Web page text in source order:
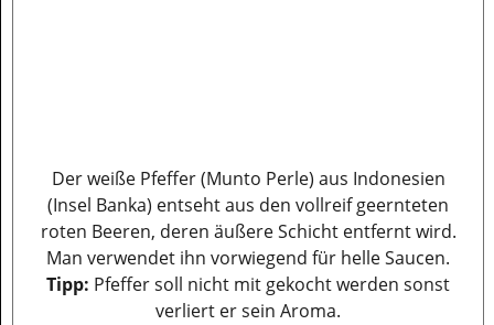
Der weiße Pfeffer (Munto Perle) aus Indonesien
(Insel Banka) entseht aus den vollreif geernteten
roten Beeren, deren äußere Schicht entfernt wird.
Man verwendet ihn vorwiegend für helle Saucen.
Tipp: Pfeffer soll nicht mit gekocht werden sonst
verliert er sein Aroma.